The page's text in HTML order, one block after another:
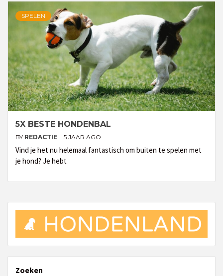
SPELEN
5X BESTE HONDENBAL
BY REDACTIE 5 JAAR AGO
Vind je het nu helemaal fantastisch om buiten te spelen met
je hond? Je hebt
Zoeken